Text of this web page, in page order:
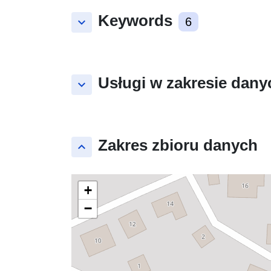
keyboard_arrow_down Keywords 6
keyboard_arrow_down Usługi w zakresie
keyboard_arrow_up Zakres zbioru danych
+
−